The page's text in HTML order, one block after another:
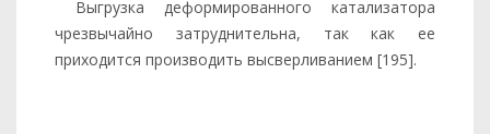
Выгрузка деформированного катализатора
чрезвычайно затруд­нительна, так как ее
приходится производить высверливанием [195].